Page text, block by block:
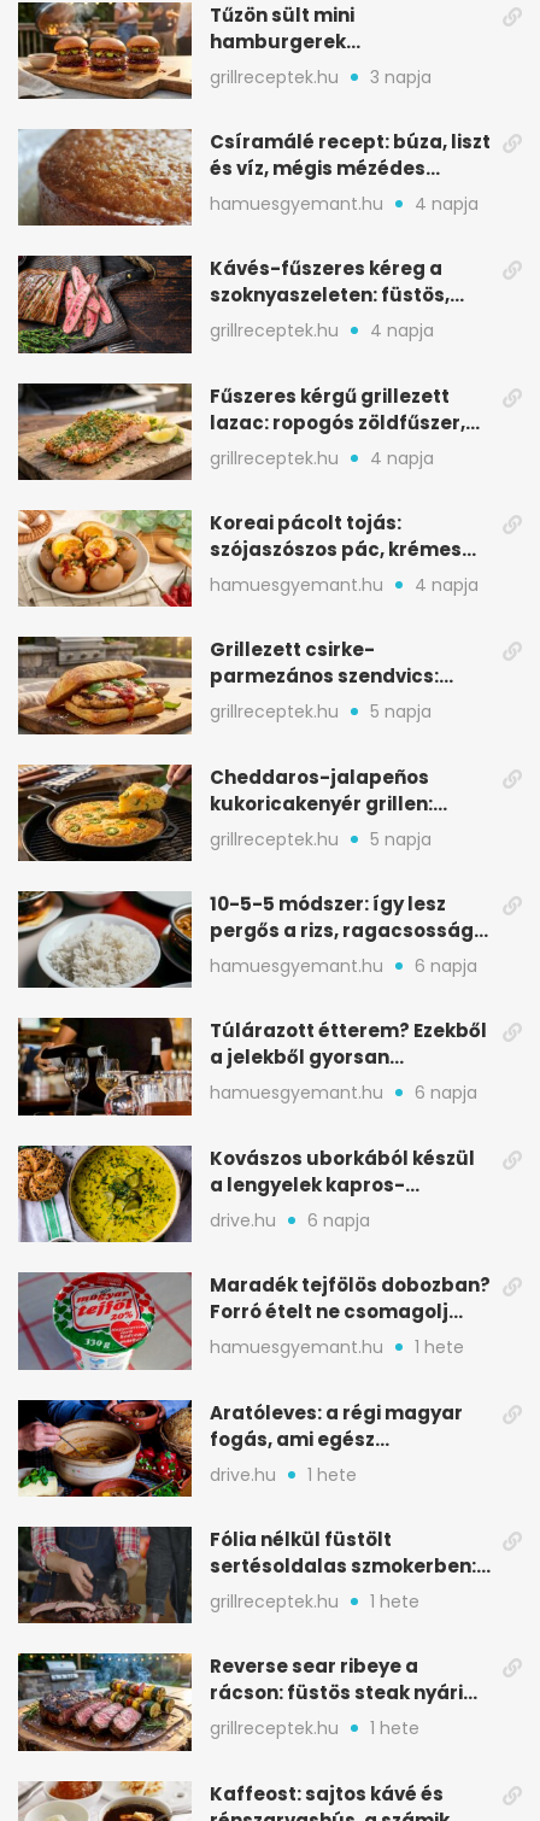
Tűzön sült mini
hamburgerek
sobrasadával: csípős-
mézes falatkák
grillreceptek.hu 3 napja
Csíramálé recept: búza, liszt
és víz, mégis mézédes
sütemény
hamuesgyemant.hu 4 napja
Kávés-fűszeres kéreg a
szoknyaszeleten: füstös,
csokoládés mélység
grillreceptek.hu 4 napja
Fűszeres kérgű grillezett
lazac: ropogós zöldfűszer,
szaftos belső
grillreceptek.hu 4 napja
Koreai pácolt tojás:
szójaszószos pác, krémes
sárgája, pár óra alatt
hamuesgyemant.hu 4 napja
Grillezett csirke-
parmezános szendvics:
ropogós csirke, olvadó sajt
grillreceptek.hu 5 napja
Cheddaros-jalapeños
kukoricakenyér grillen:
ropogós alj, puha belső
grillreceptek.hu 5 napja
10-5-5 módszer: így lesz
pergős a rizs, ragacsosság
nélkül
hamuesgyemant.hu 6 napja
Túlárazott étterem? Ezekből
a jelekből gyorsan
észreveheted
hamuesgyemant.hu 6 napja
Kovászos uborkából készül
a lengyelek kapros-
savanykás levese
drive.hu 6 napja
Maradék tejfölös dobozban?
Forró ételt ne csomagolj
ilyen tégelybe
hamuesgyemant.hu 1 hete
Aratóleves: a régi magyar
fogás, ami egész
csapatokat jóllakatott
drive.hu 1 hete
Fólia nélkül füstölt
sertésoldalas szmokerben:
ropogós bark, 6 óra
grillreceptek.hu 1 hete
Reverse sear ribeye a
rácson: füstös steak nyári
tökkebabbal
grillreceptek.hu 1 hete
Kaffeost: sajtos kávé és